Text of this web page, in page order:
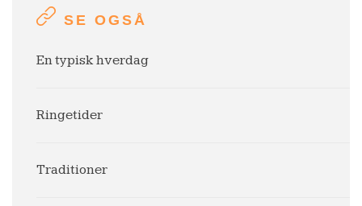
SE OGSÅ
En typisk hverdag
Ringetider
Traditioner